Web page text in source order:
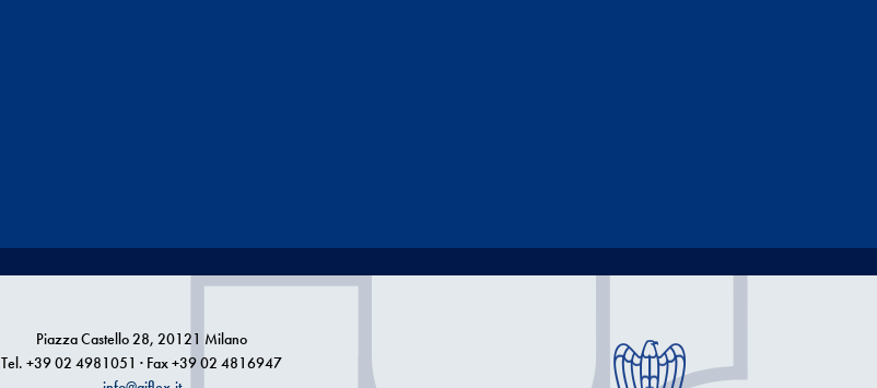
Piazza Castello 28, 20121 Milano
Tel. +39 02 4981051 · Fax +39 02 4816947